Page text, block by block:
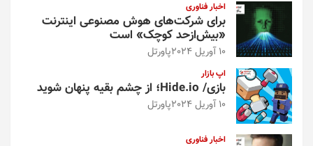
اخبار فناوری
برای شرکت‌های هوش مصنوعی اینترنت
«بیش‌از‌حد کوچک» است
10 آوریل 2024 پاورتل
اپ بازار
بازی/ Hide.io؛ از چشم بقیه پنهان شوید
10 آوریل 2024 پاورتل
اخبار فناوری